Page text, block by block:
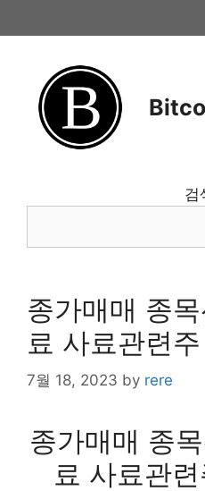
to
검
종가매매 종
료 사료관련
7월 18, 2023 by rere
종가매매 종
료 사료관